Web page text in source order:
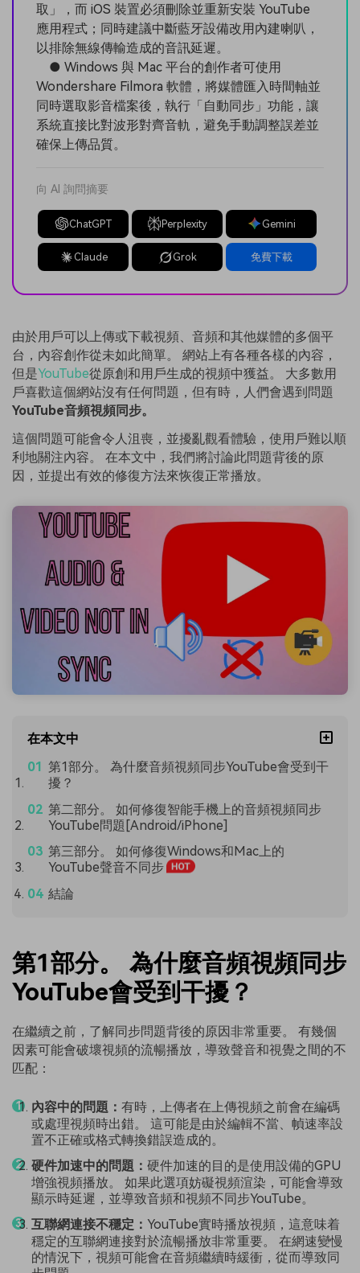
取」，而 iOS 裝置必須刪除並重新安裝 YouTube
應用程式；同時建議中斷藍牙設備改用內建喇叭，
以排除無線傳輸造成的音訊延遲。
● Windows 與 Mac 平台的創作者可使用
Wondershare Filmora 軟體，將媒體匯入時間軸並
同時選取影音檔案後，執行「自動同步」功能，讓
系統直接比對波形對齊音軌，避免手動調整誤差並
確保上傳品質。
向 AI 詢問摘要
ChatGPT Perplexity Gemini
Claude Grok 免費下載
由於用戶可以上傳或下載視頻、音頻和其他媒體的多個平
台，內容創作從未如此簡單。 網站上有各種各樣的內容，
但是YouTube從原創和用戶生成的視頻中獲益。 大多數用
戶喜歡這個網站沒有任何問題，但有時，人們會遇到問題
YouTube音頻視頻同步。
這個問題可能會令人沮喪，並擾亂觀看體驗，使用戶難以順
利地關注內容。 在本文中，我們將討論此問題背後的原
因，並提出有效的修復方法來恢復正常播放。
在本文中
第1部分。 為什麼音頻視頻同步YouTube會受到干
擾？
第二部分。 如何修復智能手機上的音頻視頻同步
YouTube問題[Android/iPhone]
第三部分。 如何修復Windows和Mac上的
YouTube聲音不同步
結論
第1部分。 為什麼音頻視頻同步
YouTube會受到干擾？
在繼續之前，了解同步問題背後的原因非常重要。 有幾個
因素可能會破壞視頻的流暢播放，導致聲音和視覺之間的不
匹配：
內容中的問題： 有時，上傳者在上傳視頻之前會在編碼
或處理視頻時出錯。 這可能是由於編輯不當、幀速率設
置不正確或格式轉換錯誤造成的。
硬件加速中的問題： 硬件加速的目的是使用設備的GPU
增強視頻播放。 如果此選項妨礙視頻渲染，可能會導致
顯示時延遲，並導致音頻和視頻不同步YouTube。
互聯網連接不穩定： YouTube實時播放視頻，這意味着
穩定的互聯網連接對於流暢播放非常重要。 在網速變慢
的情況下，視頻可能會在音頻繼續時緩衝，從而導致同